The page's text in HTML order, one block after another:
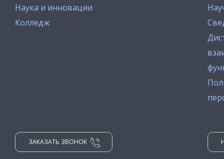
Наука и инновации
Колледж
ЗАКАЗАТЬ ЗВОНОК